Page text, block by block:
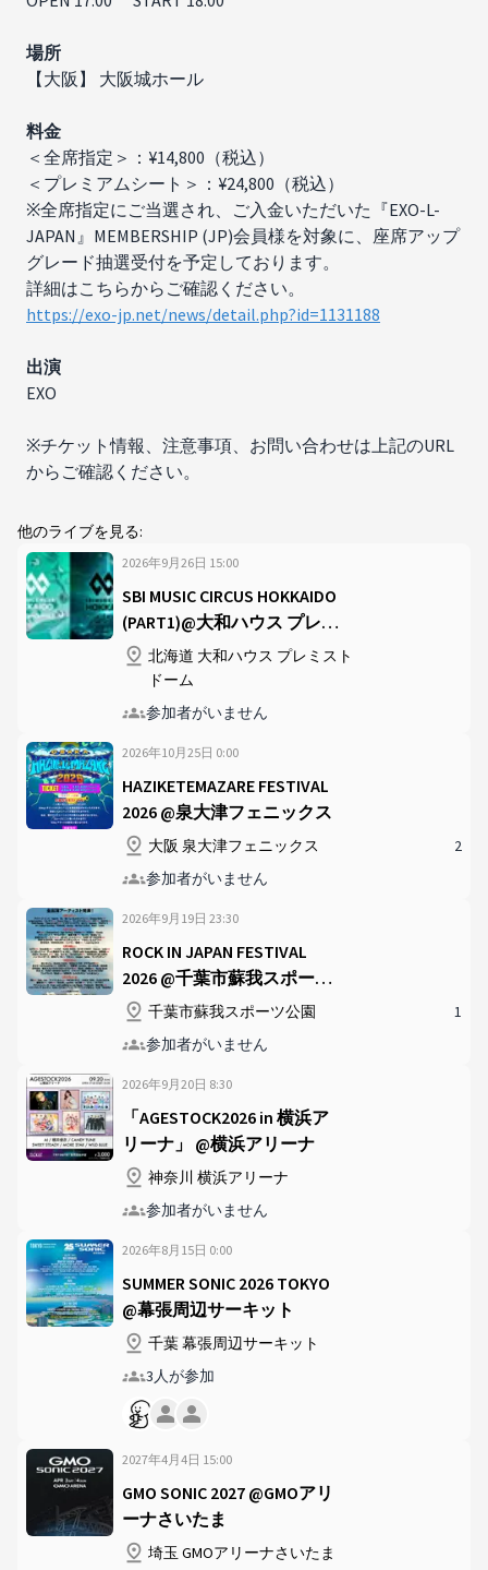
場所
【大阪】 大阪城ホール
料金
＜全席指定＞：¥14,800（税込）
＜プレミアムシート＞：¥24,800（税込）
※全席指定にご当選され、ご入金いただいた『EXO-L-
JAPAN』MEMBERSHIP (JP)会員様を対象に、座席アップ
グレード抽選受付を予定しております。
詳細はこちらからご確認ください。
https://exo-jp.net/news/detail.php?id=1131188
出演​
EXO
※チケット情報、注意事項、お問い合わせは上記のURL
からご確認ください。
他のライブを見る:
2026年9月26日 15:00
SBI MUSIC CIRCUS HOKKAIDO
(PART1)@大和ハウス プレミ
ストドーム
北海道 大和ハウス プレミスト
ドーム
参加者がいません
2026年10月25日 0:00
HAZIKETEMAZARE FESTIVAL
2026 @泉大津フェニックス
大阪 泉大津フェニックス
2
参加者がいません
2026年9月19日 23:30
ROCK IN JAPAN FESTIVAL
2026 @千葉市蘇我スポーツ
公園千葉市蘇我スポーツ公園
1
参加者がいません
2026年9月20日 8:30
「AGESTOCK2026 in 横浜ア
リーナ」 @横浜アリーナ
神奈川 横浜アリーナ
参加者がいません
2026年8月15日 0:00
SUMMER SONIC 2026 TOKYO
@幕張周辺サーキット
千葉 幕張周辺サーキット
3人が参加
2027年4月4日 15:00
GMO SONIC 2027 @GMOアリ
ーナさいたま
埼玉 GMOアリーナさいたま